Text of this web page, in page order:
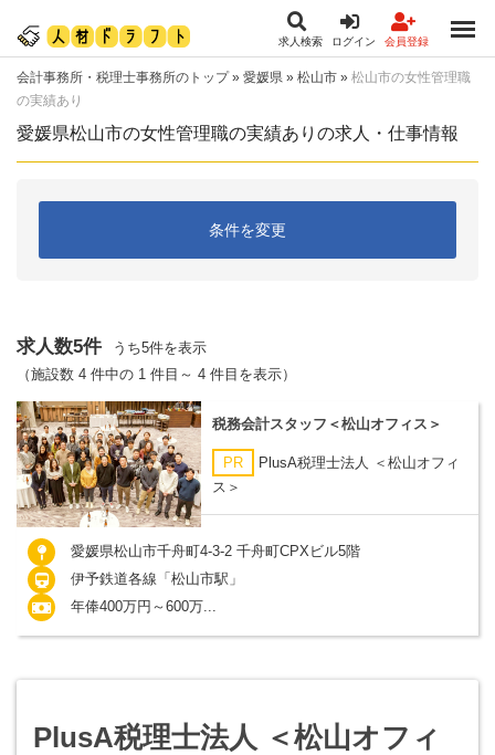
求人検索 ログイン 会員登録
会計事務所・税理士事務所のトップ» 愛媛県 » 松山市 » 松山市の女性管理職
の実績あり
愛媛県松山市の女性管理職の実績ありの求人・仕事情報
条件を変更
求人数5件
うち5件を表示
（施設数 4 件中の 1 件目～ 4 件目を表示）
税務会計スタッフ＜松山オフィス＞
PR
PlusA税理士法人 ＜松山オフィ
ス＞
愛媛県松山市千舟町4-3-2 千舟町CPXビル5階
伊予鉄道各線「松山市駅」
年俸400万円～600万...
PlusA税理士法人 ＜松山オフィ